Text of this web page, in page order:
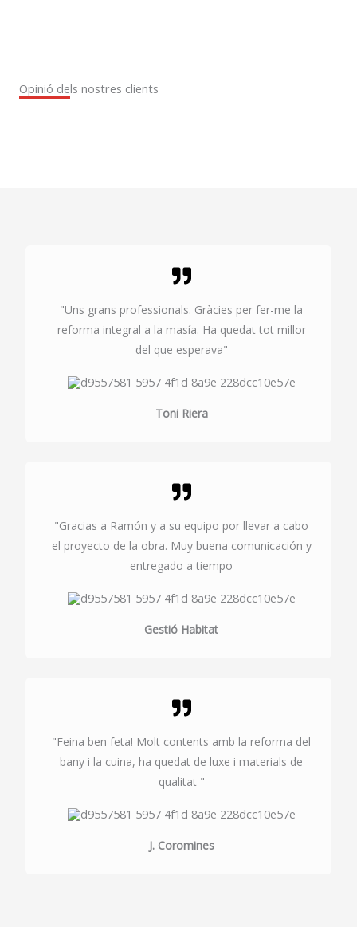
Opinió dels nostres clients
"Uns grans professionals. Gràcies per fer-me la
reforma integral a la masía. Ha quedat tot millor
del que esperava"
Toni Riera
"Gracias a Ramón y a su equipo por llevar a cabo
el proyecto de la obra. Muy buena comunicación y
entregado a tiempo
Gestió Habitat
"Feina ben feta! Molt contents amb la reforma del
bany i la cuina, ha quedat de luxe i materials de
qualitat "
J. Coromines